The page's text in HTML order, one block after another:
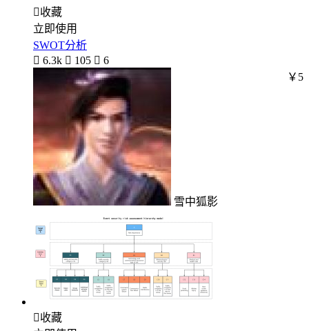
收藏
立即使用
SWOT分析
 6.3k  105  6
雪中狐影
￥5
收藏